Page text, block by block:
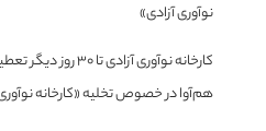
نوآوری آزادی»
کارخانه نوآوری آزادی تا ۳۰ روز دیگر تعطیل می‌شود
هم‌آوا در خصوص تخلیه «کارخانه